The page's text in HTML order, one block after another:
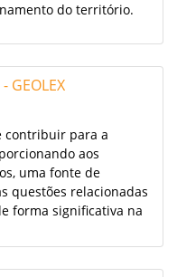
do território.
GEOLEX
contribuir para a
aos
uma fonte de
questões relacionadas
forma significativa na